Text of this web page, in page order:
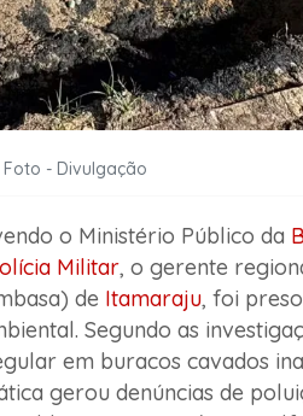
Foto - Divulgação
o Ministério Público da
Militar, o gerente
de Itamaraju, foi
Segundo as
em buracos cavados
gerou denúncias de